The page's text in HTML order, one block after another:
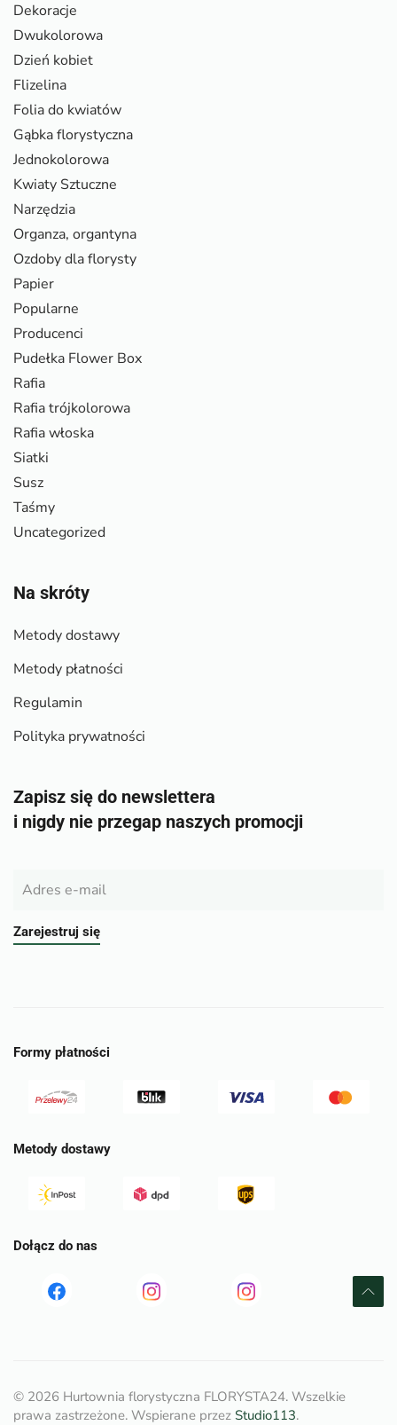
Dekoracje
Dwukolorowa
Dzień kobiet
Flizelina
Folia do kwiatów
Gąbka florystyczna
Jednokolorowa
Kwiaty Sztuczne
Narzędzia
Organza, organtyna
Ozdoby dla florysty
Papier
Popularne
Producenci
Pudełka Flower Box
Rafia
Rafia trójkolorowa
Rafia włoska
Siatki
Susz
Taśmy
Uncategorized
Na skróty
Metody dostawy
Metody płatności
Regulamin
Polityka prywatności
Zapisz się do newslettera
i nigdy nie przegap naszych promocji
Zarejestruj się
Formy płatności
Metody dostawy
Dołącz do nas
© 2026 Hurtownia florystyczna FLORYSTA24. Wszelkie
prawa zastrzeżone. Wspierane przez Studio113.